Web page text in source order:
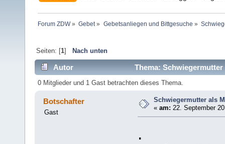
Forum ZDW» Gebet» Gebetsanliegen und Bittgesuche »
Seiten: [1] Nach unten
Autor Thema:
0 Mitglieder und 1 Gast betrachten dieses Thema.
Botschafter
Gast
Schwiegermutter als
«am: 22. September
.